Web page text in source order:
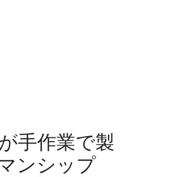
手作業で製
ンシップ